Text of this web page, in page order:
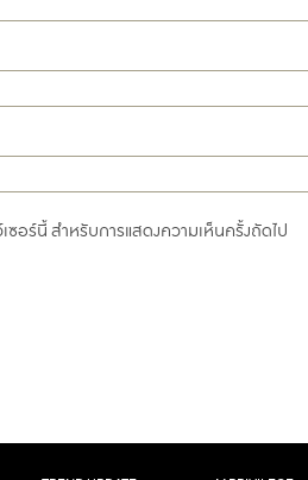
ซอร์นี้ สำหรับการแสดงความเห็นครั้งถัดไป